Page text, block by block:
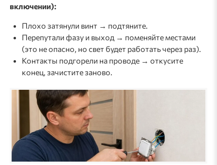
включении):
Плохо затянули винт → подтяните.
Перепутали фазу и выход → поменяйте местами
(это не опасно, но свет будет работать через раз).
Контакты подгорели на проводе → откусите
конец, зачистите заново.